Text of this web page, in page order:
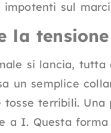
impotenti sul
la
si lancia,
un semplice
tosse terribili.
a I. Questa